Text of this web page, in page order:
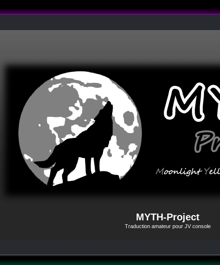
MYTH-Project
Traduction amateur pour JV console